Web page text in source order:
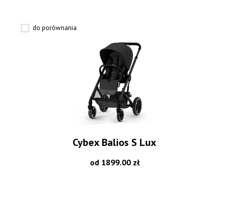
do porównania
Cybex Balios S Lux
od 1899.00 zł